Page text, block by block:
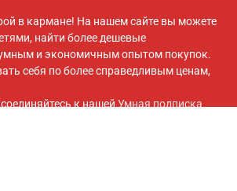
в кармане! На нашем сайте вы можете
найти более дешевые
и экономичным опытом покупок.
себя по более справедливым ценам,
к нашей Умная подписка